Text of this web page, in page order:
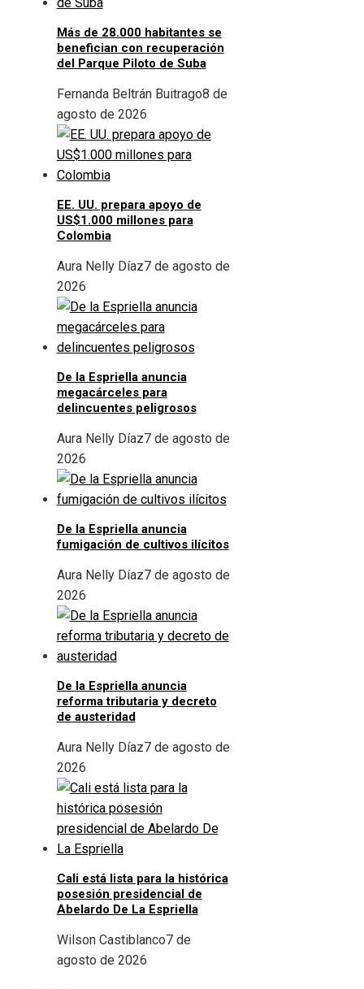
Más de 28.000 habitantes se
benefician con recuperación
del Parque Piloto de Suba
Fernanda Beltrán Buitrago8 de
agosto de 2026
EE. UU. prepara apoyo de
US$1.000 millones para
Colombia
Aura Nelly Díaz7 de agosto de
2026
De la Espriella anuncia
megacárceles para
delincuentes peligrosos
Aura Nelly Díaz7 de agosto de
2026
De la Espriella anuncia
fumigación de cultivos ilícitos
Aura Nelly Díaz7 de agosto de
2026
De la Espriella anuncia
reforma tributaria y decreto
de austeridad
Aura Nelly Díaz7 de agosto de
2026
Cali está lista para la histórica
posesión presidencial de
Abelardo De La Espriella
Wilson Castiblanco7 de
agosto de 2026